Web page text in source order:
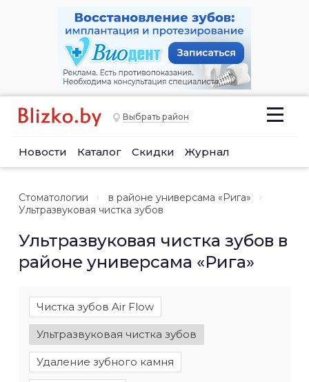
Выбрать район
Новости Каталог Скидки Журнал
Стоматологии
в районе универсама «Рига»
Ультразвуковая чистка зубов
Ультразвуковая чистка зубов в
районе универсама «Рига»
Чистка зубов Air Flow
Ультразвуковая чистка зубов
Удаление зубного камня